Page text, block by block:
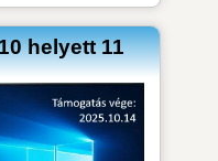
helyett 11